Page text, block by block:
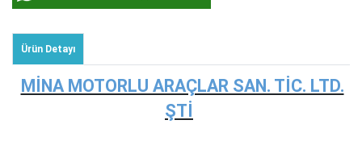
Ürün Detayı
MİNA MOTORLU ARAÇLAR SAN. TİC. LTD.
ŞTİ